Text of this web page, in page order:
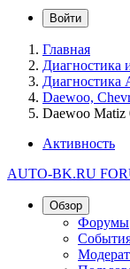
Войти
Главная
Диагностика
Диагностика
Daewoo,
Daewoo Matiz
Активность
AUTO-BK.RU
Обзор
Форумы